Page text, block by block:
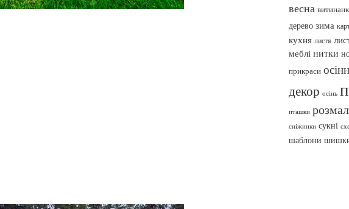
весна
дерево зима
кухня листя
меблі нитки
прикраси
декор осінь
пташки
сніжинки сукні
шаблони